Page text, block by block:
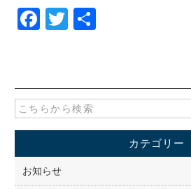
F
e
b
o
o
k
T
er
カテゴリー
お知らせ